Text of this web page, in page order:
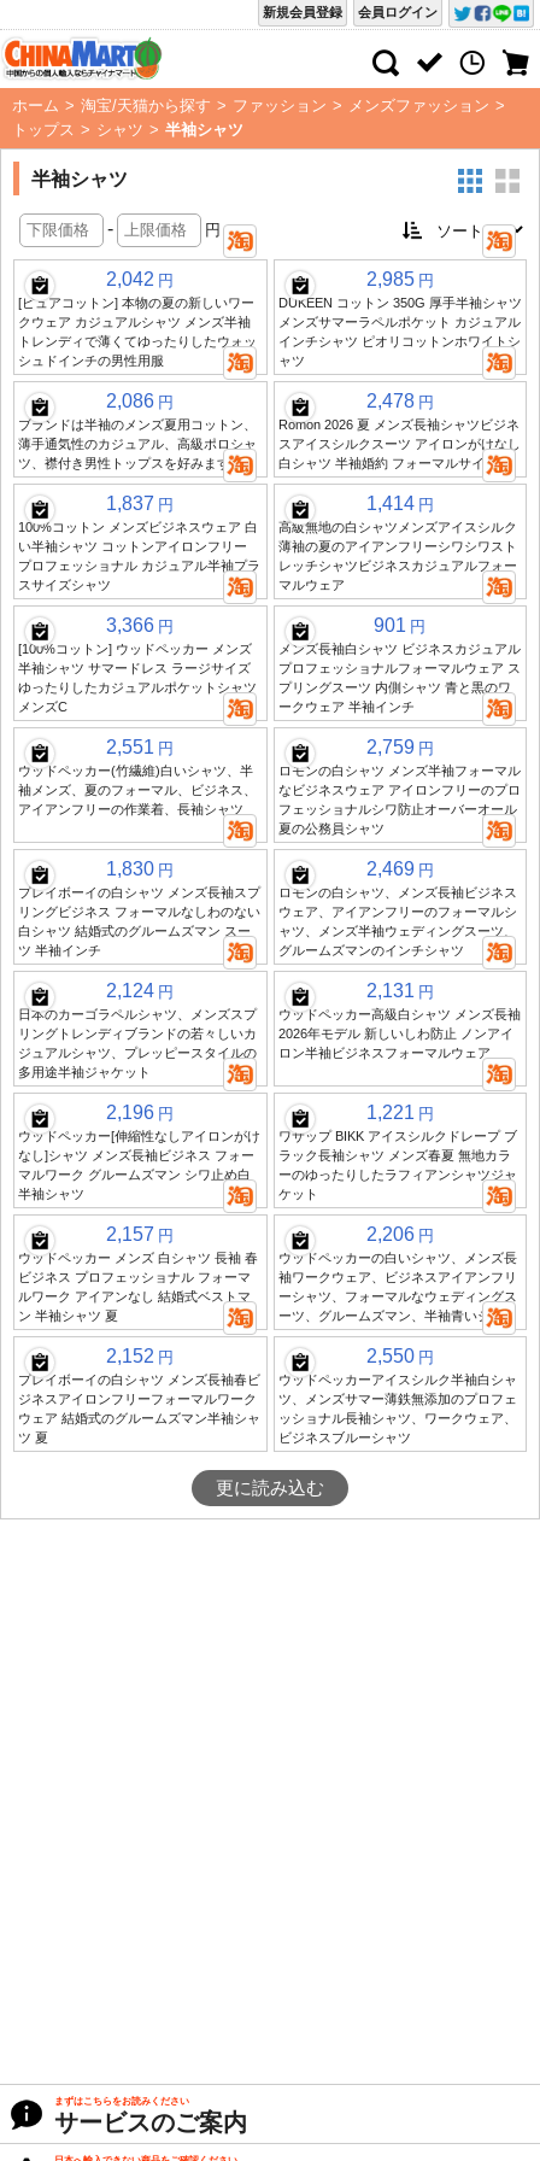
会員ログイン
新規会員登録
ホーム > 淘宝/天猫から探す > ファッション > メンズファッション >
トップス > シャツ > 半袖シャツ
半袖シャツ
- 円
2,042 円
[ピュアコットン] 本物の夏の新しいワー
クウェア カジュアルシャツ メンズ半袖
トレンディで薄くてゆったりしたウォッ
シュドインチの男性用服
2,985 円
DUKEEN コットン 350G 厚手半袖シャツ
メンズサマーラペルポケット カジュアル
インチシャツ ピオリコットンホワイトシ
ャツ
2,086 円
ブランドは半袖のメンズ夏用コットン、
薄手通気性のカジュアル、高級ポロシャ
ツ、襟付き男性トップスを好みます
2,478 円
Romon 2026 夏 メンズ長袖シャツビジネ
スアイスシルクスーツ アイロンがけなし
白シャツ 半袖婚約 フォーマルサイズ
1,837 円
100%コットン メンズビジネスウェア 白
い半袖シャツ コットンアイロンフリー
プロフェッショナル カジュアル半袖プラ
スサイズシャツ
1,414 円
高級無地の白シャツメンズアイスシルク
薄袖の夏のアイアンフリーシワシワスト
レッチシャツビジネスカジュアルフォー
マルウェア
3,366 円
[100%コットン] ウッドペッカー メンズ
半袖シャツ サマードレス ラージサイズ
ゆったりしたカジュアルポケットシャツ
メンズC
901 円
メンズ長袖白シャツ ビジネスカジュアル
プロフェッショナルフォーマルウェア ス
プリングスーツ 内側シャツ 青と黒のワ
ークウェア 半袖インチ
2,551 円
ウッドペッカー(竹繊維)白いシャツ、半
袖メンズ、夏のフォーマル、ビジネス、
アイアンフリーの作業着、長袖シャツ
2,759 円
ロモンの白シャツ メンズ半袖フォーマル
なビジネスウェア アイロンフリーのプロ
フェッショナルシワ防止オーバーオール
夏の公務員シャツ
1,830 円
プレイボーイの白シャツ メンズ長袖スプ
リングビジネス フォーマルなしわのない
白シャツ 結婚式のグルームズマン スー
ツ 半袖インチ
2,469 円
ロモンの白シャツ、メンズ長袖ビジネス
ウェア、アイアンフリーのフォーマルシ
ャツ、メンズ半袖ウェディングスーツ、
グルームズマンのインチシャツ
2,124 円
日本のカーゴラペルシャツ、メンズスプ
リングトレンディブランドの若々しいカ
ジュアルシャツ、プレッピースタイルの
多用途半袖ジャケット
2,131 円
ウッドペッカー高級白シャツ メンズ長袖
2026年モデル 新しいしわ防止 ノンアイ
ロン半袖ビジネスフォーマルウェア
2,196 円
ウッドペッカー[伸縮性なしアイロンがけ
なし]シャツ メンズ長袖ビジネス フォー
マルワーク グルームズマン シワ止め白
半袖シャツ
1,221 円
ワサップ BIKK アイスシルクドレープ ブ
ラック長袖シャツ メンズ春夏 無地カラ
ーのゆったりしたラフィアンシャツジャ
ケット
2,157 円
ウッドペッカー メンズ 白シャツ 長袖 春
ビジネス プロフェッショナル フォーマ
ルワーク アイアンなし 結婚式ベストマ
ン 半袖シャツ 夏
2,206 円
ウッドペッカーの白いシャツ、メンズ長
袖ワークウェア、ビジネスアイアンフリ
ーシャツ、フォーマルなウェディングス
ーツ、グルームズマン、半袖青いシャツ
2,152 円
プレイボーイの白シャツ メンズ長袖春ビ
ジネスアイロンフリーフォーマルワーク
ウェア 結婚式のグルームズマン半袖シャ
ツ 夏
2,550 円
ウッドペッカーアイスシルク半袖白シャ
ツ、メンズサマー薄鉄無添加のプロフェ
ッショナル長袖シャツ、ワークウェア、
ビジネスブルーシャツ
更に読み込む
まずはこちらをお読みください
サービスのご案内